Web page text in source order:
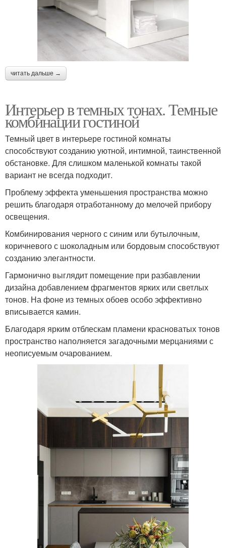
читать дальше →
Интерьер в темных тонах. Темные
комбинации гостиной
Темный цвет в интерьере гостиной комнаты
способствуют созданию уютной, интимной, таинственной
обстановке. Для слишком маленькой комнаты такой
вариант не всегда подходит.
Проблему эффекта уменьшения пространства можно
решить благодаря отработанному до мелочей прибору
освещения.
Комбинирования черного с синим или бутылочным,
коричневого с шоколадным или бордовым способствуют
созданию элегантности.
Гармонично выглядит помещение при разбавлении
дизайна добавлением фрагментов ярких или светлых
тонов. На фоне из темных обоев особо эффективно
вписывается камин.
Благодаря ярким отблескам пламени красноватых тонов
пространство наполняется загадочными мерцаниями с
неописуемым очарованием.